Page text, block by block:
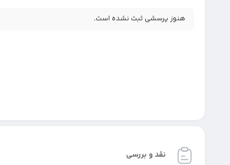
هنوز پرسشی ثبت نشده است.
نقد و بررسی